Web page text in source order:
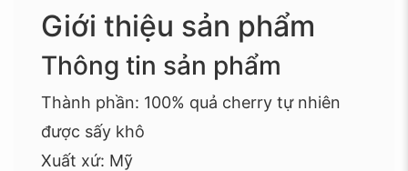
Giới thiệu sản phẩm
Thông tin sản phẩm
Thành phần: 100% quả cherry tự nhiên
được sấy khô
Xuất xứ: Mỹ